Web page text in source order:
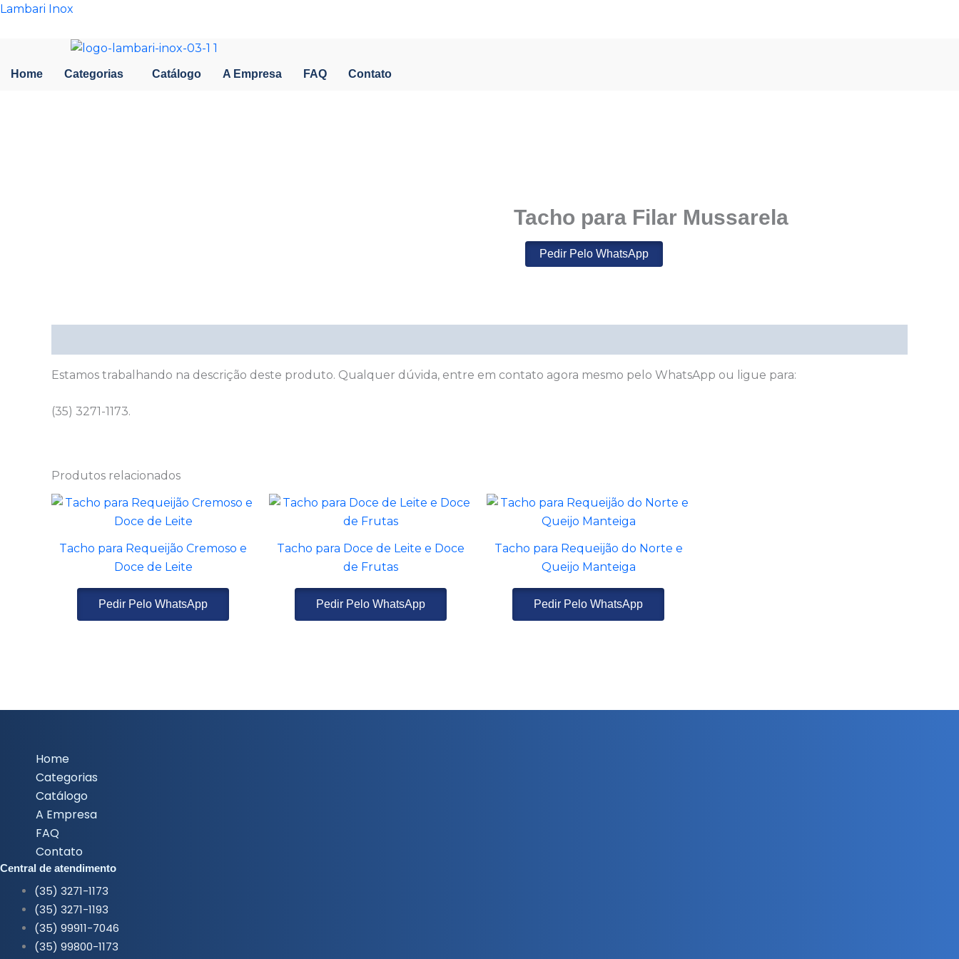
Ir
Lambari Inox
Home Categorias Catálogo A Empresa FAQ Contato
Tacho para Filar Mussarela
Tacho
para
Filar
Mussarela
quantidade
Pedir Pelo WhatsApp
Estamos trabalhando na descrição deste produto. Qualquer dúvida, entre em contato agora mesmo pelo WhatsApp ou ligue para:
(35) 3271-1173.
Produtos relacionados
Tacho para Requeijão Cremoso e
Doce de Leite
Pedir Pelo WhatsApp
Tacho para Doce de Leite e Doce
de Frutas
Pedir Pelo WhatsApp
Tacho para Requeijão do Norte e
Queijo Manteiga
Pedir Pelo WhatsApp
Home
Categorias
Catálogo
A Empresa
FAQ
Contato
Central de atendimento
(35) 3271-1173
(35) 3271-1193
(35) 99911-7046
(35) 99800-1173